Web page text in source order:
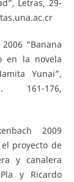
Letras, 29-
“Banana
en la novela
Yunai”,
161-176,
2009
proyecto de
y canalera
y Ricardo